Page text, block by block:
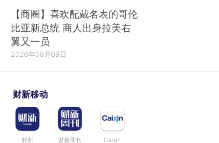
【商圈】喜欢配戴名表的哥伦
比亚新总统 商人出身拉美右
翼又一员
2026年08月09日
财新移动
财新 财新周刊 Caixin